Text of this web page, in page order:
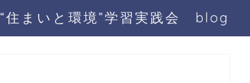
“住まいと環境”学習実践会 blog